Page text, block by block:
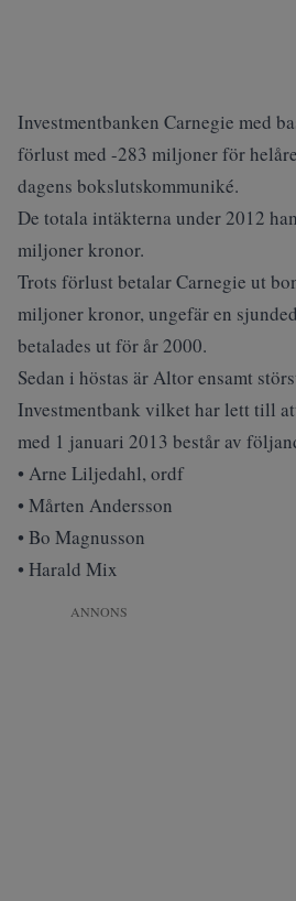
Investmentbanken Carnegie med
förlust med -283 miljoner för
dagens bokslutskommuniké.
De totala intäkterna under 2012
miljoner kronor.
Trots förlust betalar Carnegie ut
miljoner kronor, ungefär en
betalades ut för år 2000.
Sedan i höstas är Altor ensamt
Investmentbank vilket har lett till
med 1 januari 2013 består av
• Arne Liljedahl, ordf
• Mårten Andersson
• Bo Magnusson
• Harald Mix
ANNONS